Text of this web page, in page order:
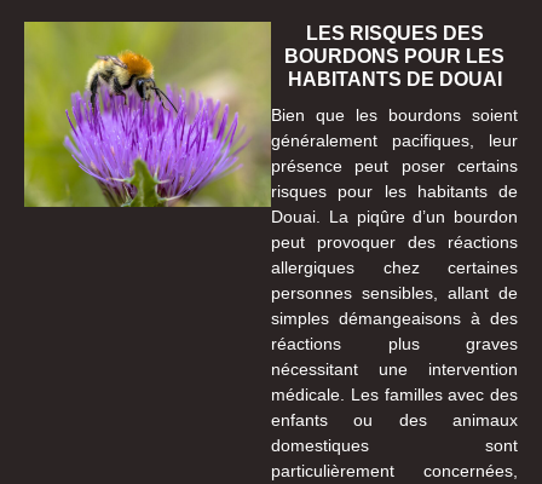
LES RISQUES DES
BOURDONS POUR LES
HABITANTS DE DOUAI
Bien que les bourdons soient
généralement pacifiques, leur
présence peut poser certains
risques pour les habitants de
Douai. La piqûre d’un bourdon
peut provoquer des réactions
allergiques chez certaines
personnes sensibles, allant de
simples démangeaisons à des
réactions plus graves
nécessitant une intervention
médicale. Les familles avec des
enfants ou des animaux
domestiques sont
particulièrement concernées,